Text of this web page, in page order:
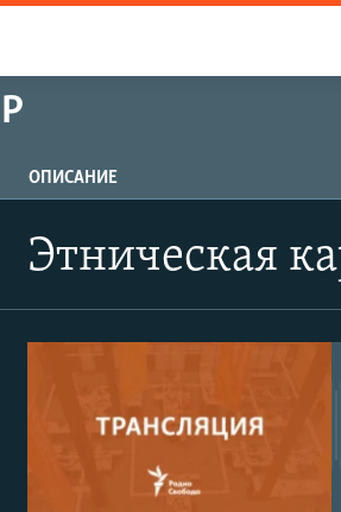
ОПИСАНИЕ
Этническая